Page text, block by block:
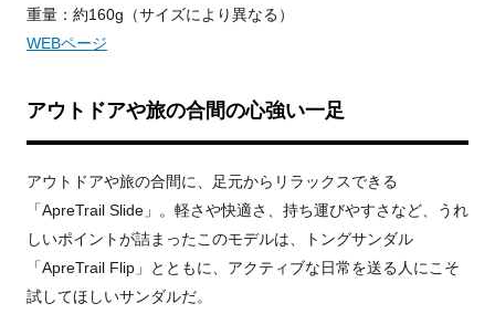
重量：約160g（サイズにより異なる）
WEBページ
アウトドアや旅の合間の心強い一足
アウトドアや旅の合間に、足元からリラックスできる
「ApreTrail Slide」。軽さや快適さ、持ち運びやすさなど、うれ
しいポイントが詰まったこのモデルは、トングサンダル
「ApreTrail Flip」とともに、アクティブな日常を送る人にこそ
試してほしいサンダルだ。